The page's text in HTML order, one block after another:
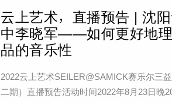
云上艺术，直播预告 | 沈
中李晓军——如何更好地
品的音乐性
2022云上艺术SEILER@SAMICK赛乐尔三
二期）直播预告活动时间2022年8月23日晚